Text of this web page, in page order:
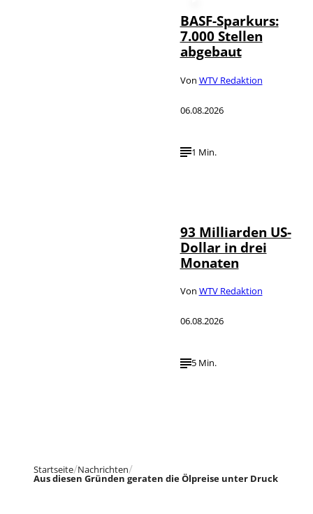
BASF-Sparkurs:
7.000 Stellen
abgebaut
Von WTV Redaktion
06.08.2026
1 Min.
93 Milliarden US-
Dollar in drei
Monaten
Von WTV Redaktion
06.08.2026
5 Min.
Startseite Nachrichten
Aus diesen Gründen geraten die Ölpreise unter Druck